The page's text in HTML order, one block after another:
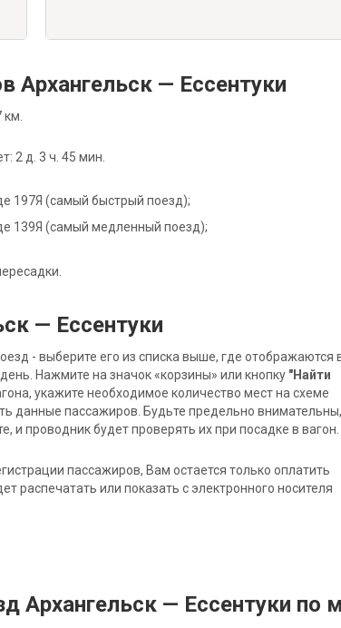
— Ессентуки
км.
2 д. 3 ч. 45 мин.
197Я (самый быстрый поезд);
139Я (самый медленный поезд);
— Ессентуки
- выберите его из списка выше, где отображаются
Нажмите на значок «корзины» или кнопку "Найти
укажите необходимое количество мест на схеме
данные пассажиров. Будьте предельно внимательны,
и проводник будет проверять их при посадке в вагон.
пассажиров, Вам остается только оплатить
распечатать или показать с электронного носителя
Архангельск — Ессентуки по